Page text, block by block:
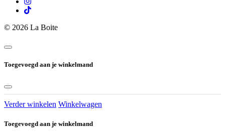
© 2026 La Boite
Toegevoegd aan je winkelmand
Verder winkelen Winkelwagen
Toegevoegd aan je winkelmand